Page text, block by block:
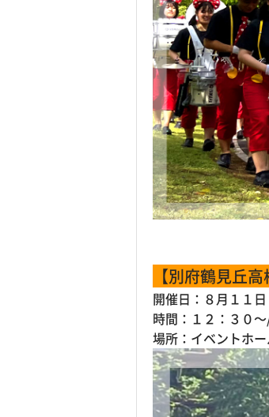
【別府鶴見丘
開催日：８月１１日
時間：１２：３０
場所：イベントホ